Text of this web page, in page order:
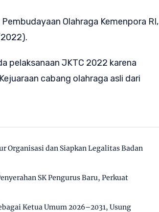
Olahraga Kemenpora RI,
pelaksanaan JKTC 2022 karena
cabang olahraga asli dari
Organisasi dan Siapkan Legalitas Badan
SK Pengurus Baru, Perkuat
Ketua Umum 2026–2031, Usung